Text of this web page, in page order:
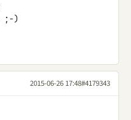
;-)
2015-06-26 17:48#4179343